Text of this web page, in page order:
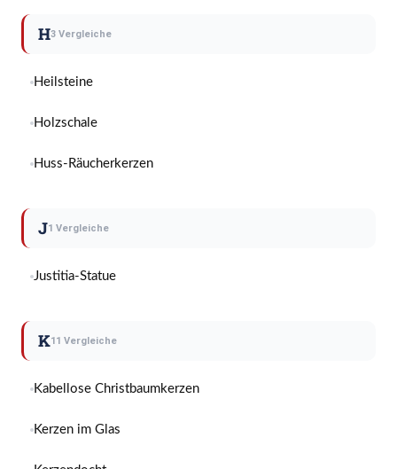
H3 Vergleiche
Heilsteine
Holzschale
Huss-Räucherkerzen
J1 Vergleiche
Justitia-Statue
K11 Vergleiche
Kabellose Christbaumkerzen
Kerzen im Glas